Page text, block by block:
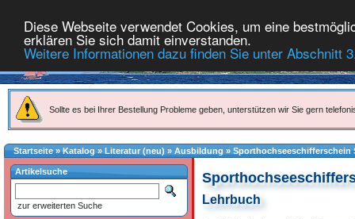
Diese Webseite verwendet Cookies, um eine
erklären Sie sich damit einverstanden.
Weitere Informationen dazu finden Sie unter Abschnitt
Sollte es bei Ihrer Bestellung Probleme geben, unterstützen wir Sie gern
Startseite»Katalog » Literatur (neu) » Ausbildung » Sporthochseeschifferschein
Lehrbuch
Artikelsuche
zur erweiterten Suche